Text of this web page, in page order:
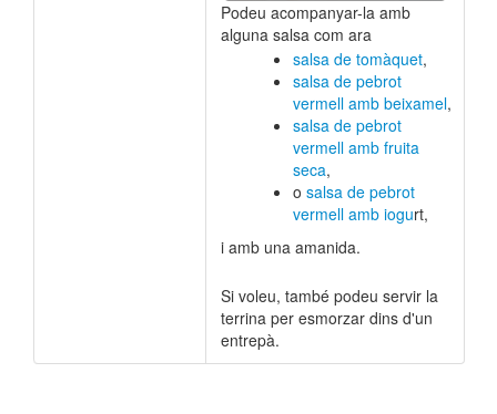
Podeu acompanyar-la amb
alguna salsa com ara
salsa de tomàquet,
salsa de pebrot
vermell amb beixamel,
salsa de pebrot
vermell amb fruita
seca,
o salsa de pebrot
vermell amb iogurt,
i amb una amanida.
Si voleu, també podeu servir la
terrina per esmorzar dins d'un
entrepà.